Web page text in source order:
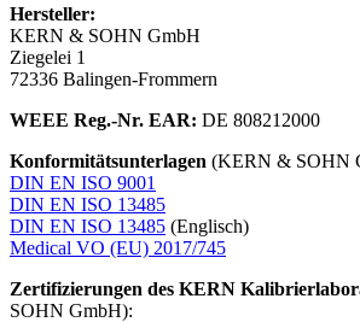
Hersteller:
KERN & SOHN GmbH
Ziegelei 1
72336 Balingen-Frommern
WEEE Reg.-Nr. EAR: DE 808212000
Konformitätsunterlagen (KERN & SOHN
DIN EN ISO 9001
DIN EN ISO 13485
DIN EN ISO 13485 (Englisch)
Medical VO (EU) 2017/745
Zertifizierungen des KERN
SOHN GmbH):